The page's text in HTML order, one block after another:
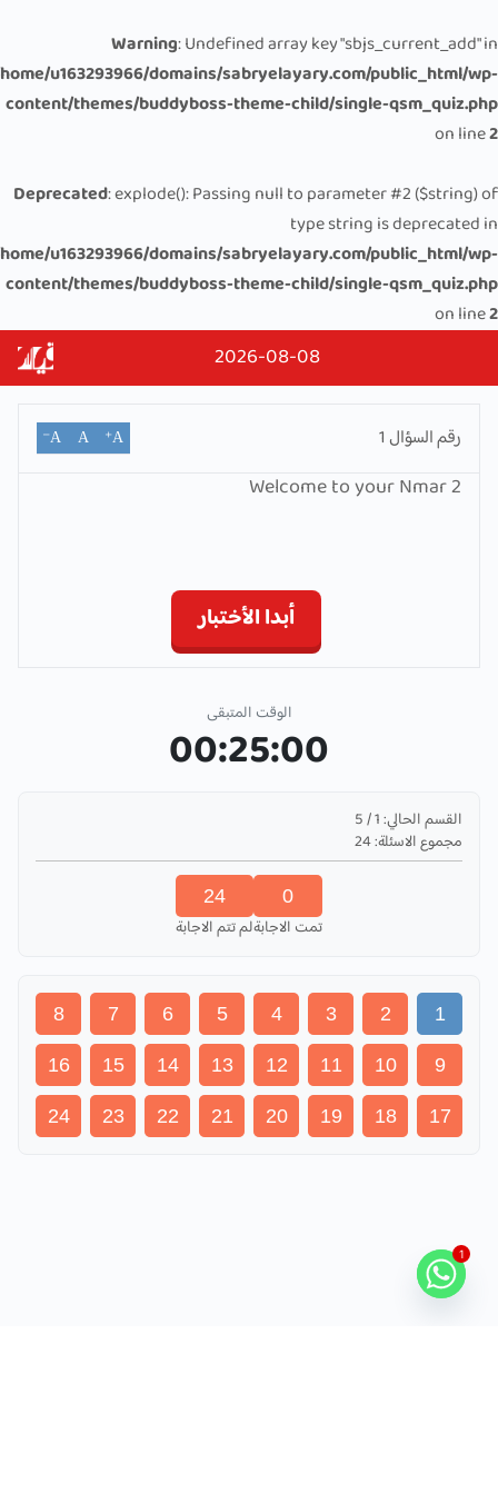
Warning: Undefined array key "sbjs_current_add" in
u163293966/domains/sabryelayary.com/public_html/wp-
content/themes/buddyboss-theme-child/single-qsm_quiz.php
on line2
Deprecated: explode(): Passing null to parameter #2 ($string) of
type string is deprecated in
u163293966/domains/sabryelayary.com/public_html/wp-
content/themes/buddyboss-theme-child/single-qsm_quiz.php
on line2
2026-08-08
رقم السؤال 1
A⁺
A
A⁻
Welcome to your Nmar 2
أبدا الأختبار
الوقت المتبقى
00:25:00
القسم الحالي:1
/
5
مجموع الاسئلة:24
0
تمت الاجابة
24
لم تتم الاجابة
1
2
3
4
5
6
7
8
9
10
11
12
13
14
15
16
17
18
19
20
21
22
23
24
1